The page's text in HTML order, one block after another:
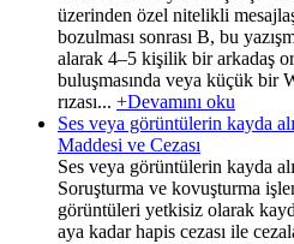
üzerinden özel nitelikli
bozulması sonrası B, bu
alarak 4–5 kişilik bir arkadaş
buluşmasında veya küçük bir
rızası... +Devamını oku
Ses veya görüntülerin kayda
Maddesi ve Cezası
Ses veya görüntülerin kayda
Soruşturma ve kovuşturma
görüntüleri yetkisiz olarak
aya kadar hapis cezası ile